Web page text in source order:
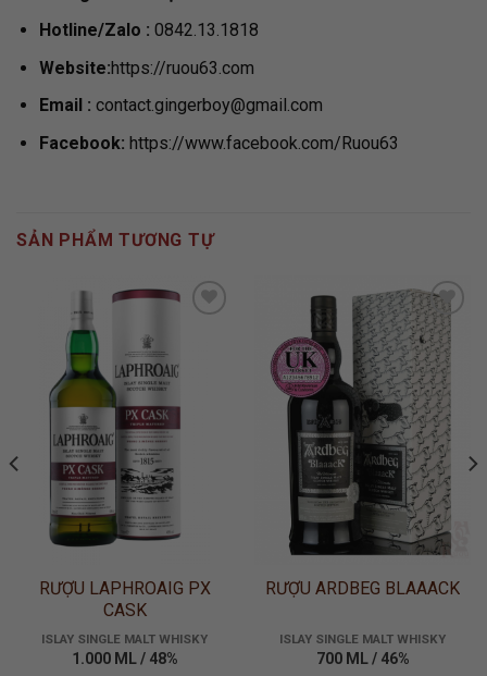
Hotline/Zalo : 0842.13.1818
Website:https://ruou63.com
Email : contact.gingerboy@gmail.com
Facebook: https://www.facebook.com/Ruou63
SẢN PHẨM TƯƠNG TỰ
ADD TO
WISHLIST
RƯỢU LAPHROAIG PX
CASK
ISLAY SINGLE MALT WHISKY
1.000 ML / 48%
ADD TO
WISHLIST
RƯỢU ARDBEG BLAAACK
ISLAY SINGLE MALT WHISKY
700 ML / 46%